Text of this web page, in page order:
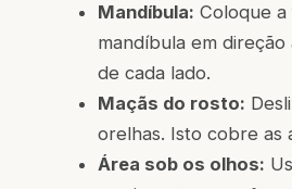
Mandíbula: Coloque
mandíbula em
de cada lado.
Maçãs do rosto:
orelhas. Isto cobre as
Área sob os olhos: